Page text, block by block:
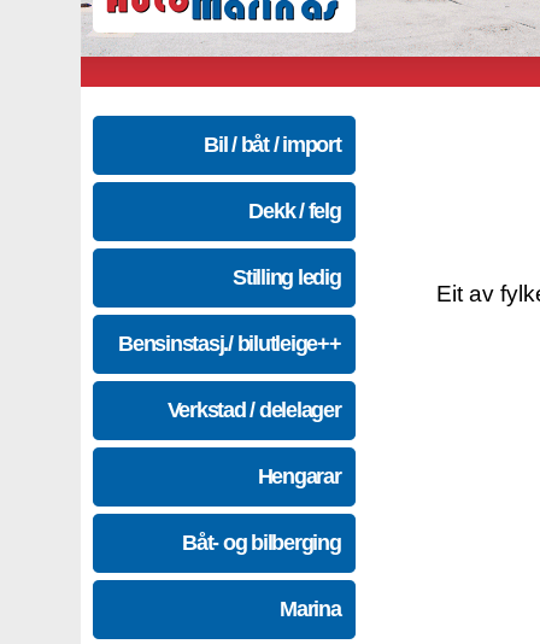
Bil / båt / import
Dekk / felg
Stilling ledig
Bensinstasj./ bilutleige++
Verkstad / delelager
Hengarar
Båt- og bilberging
Marina
Eit av